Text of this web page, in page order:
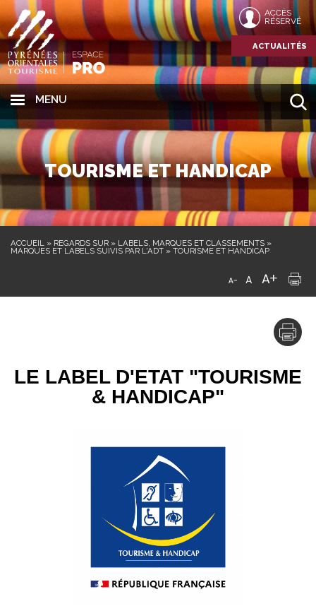
MENU
ACCÈS
RÉSERVÉ
ACTUALITÉS
TOURISME ET HANDICAP
ACCUEIL » REGARDS SUR » LABELS, MARQUES ET CLASSEMENTS »
MARQUES ET LABELS SUIVIS PAR L'ADT » TOURISME ET HANDICAP
LE LABEL D'ETAT "TOURISME
& HANDICAP"